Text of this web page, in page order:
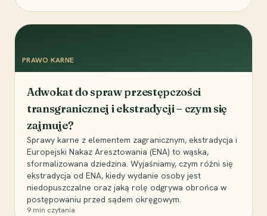
PRAWO KARNE
Adwokat do spraw przestępczości
transgranicznej i ekstradycji – czym się
zajmuje?
Sprawy karne z elementem zagranicznym, ekstradycja i
Europejski Nakaz Aresztowania (ENA) to wąska,
sformalizowana dziedzina. Wyjaśniamy, czym różni się
ekstradycja od ENA, kiedy wydanie osoby jest
niedopuszczalne oraz jaką rolę odgrywa obrońca w
postępowaniu przed sądem okręgowym.
9 min czytania